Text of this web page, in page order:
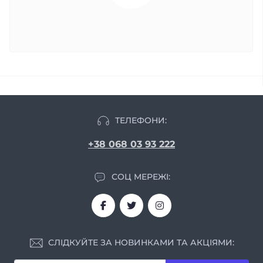
ТЕЛЕФОНИ:
+38 068 03 93 222
СОЦ МЕРЕЖІ:
СЛІДКУЙТЕ ЗА НОВИНКАМИ ТА АКЦІЯМИ: